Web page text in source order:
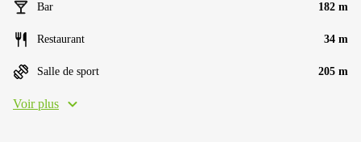
Bar 182 m
Restaurant 34 m
Salle de sport 205 m
Voir plus